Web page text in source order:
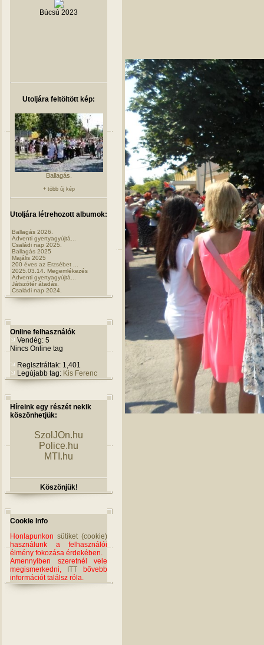
Búcsú 2023
Utoljára feltöltött kép:
Ballagás.
+ több új kép
Utoljára létrehozott albumok:
Ballagás 2026.
Adventi gyertyagyújtá...
Családi nap 2025.
Ballagás 2025
Majális 2025
200 éves az Erzsébet ...
2025.03.14. Megemlékezés
Adventi gyertyagyújtá...
Játszótér átadás.
Családi nap 2024.
Online felhasználók
Vendég: 5
Nincs Online tag
Regisztráltak: 1,401
Legújabb tag: Kis Ferenc
Híreink egy részét nekik
köszönhetjük:
SzolJOn.hu
Police.hu
MTI.hu
Köszönjük!
Cookie Info
Honlapunkon sütiket (cookie)
használunk a felhasználói
élmény fokozása érdekében.
Amennyiben szeretnél vele
megismerkedni,
ITT bővebb
információt találsz róla.